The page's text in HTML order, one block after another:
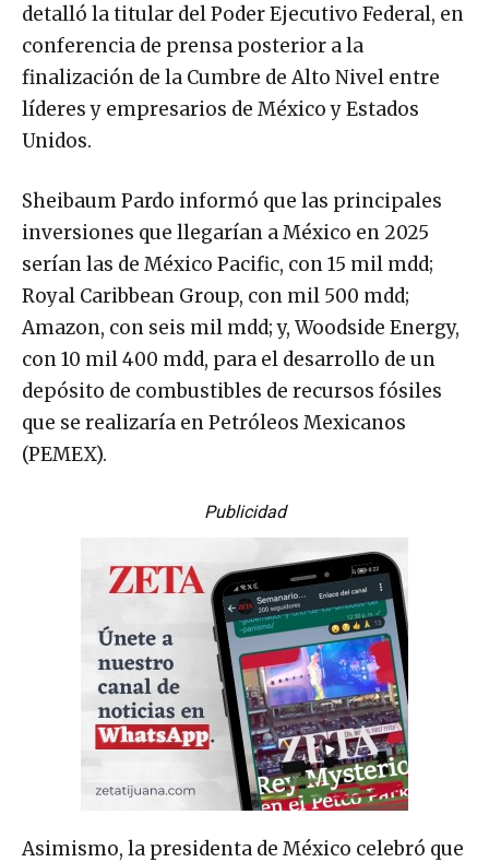
detalló la titular del Poder Ejecutivo Federal, en
conferencia de prensa posterior a la
finalización de la Cumbre de Alto Nivel entre
líderes y empresarios de México y Estados
Unidos.
Sheibaum Pardo informó que las principales
inversiones que llegarían a México en 2025
serían las de México Pacific, con 15 mil mdd;
Royal Caribbean Group, con mil 500 mdd;
Amazon, con seis mil mdd; y, Woodside Energy,
con 10 mil 400 mdd, para el desarrollo de un
depósito de combustibles de recursos fósiles
que se realizaría en Petróleos Mexicanos
(PEMEX).
Publicidad
Asimismo, la presidenta de México celebró que